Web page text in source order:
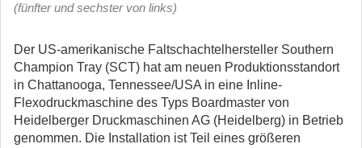
(fünfter und sechster von links)
Der US-amerikanische Faltschachtelhersteller Southern
Champion Tray (SCT) hat am neuen Produktionsstandort
in Chattanooga, Tennessee/USA in eine Inline-
Flexodruckmaschine des Typs Boardmaster von
Heidelberger Druckmaschinen AG (Heidelberg) in Betrieb
genommen. Die Installation ist Teil eines größeren